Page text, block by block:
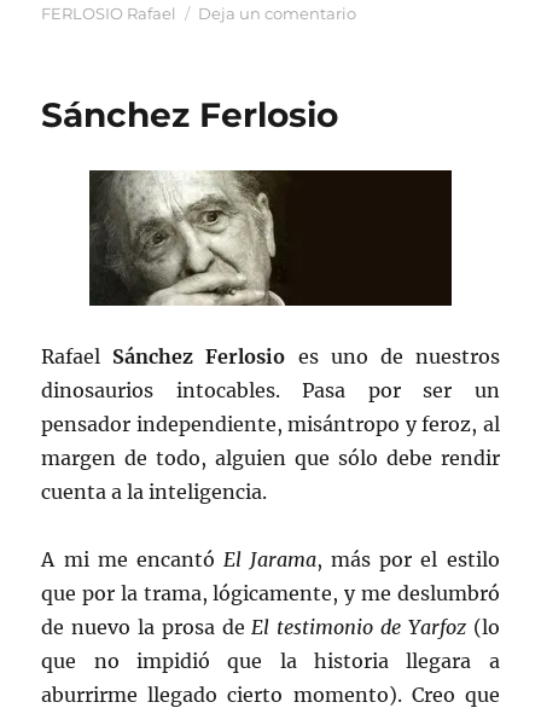
el
FERLOSIO Rafael
Deja un comentarioen
Sánchez Ferlosio
Rafael Sánchez Ferlosio es uno de nuestros
dinosaurios intocables. Pasa por ser un
pensador independiente, misántropo y feroz, al
margen de todo, alguien que sólo debe rendir
cuenta a la inteligencia.
A mi me encantó El Jarama, más por el estilo
que por la trama, lógicamente, y me deslumbró
de nuevo la prosa de El testimonio de Yarfoz(lo
que no impidió que la historia llegara a
aburrirme llegado cierto momento). Creo que